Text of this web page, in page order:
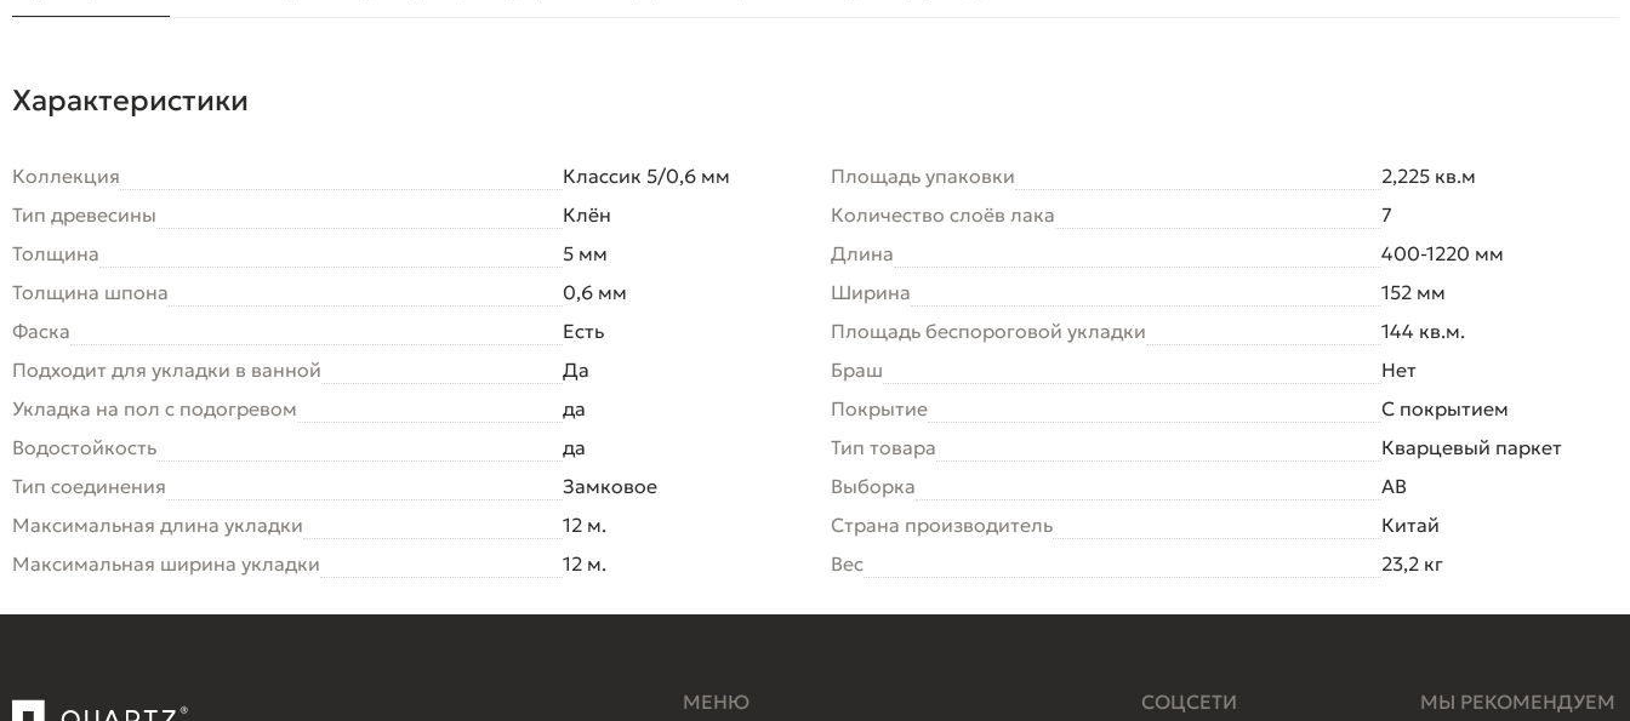
Характеристики
Коллекция
Классик 5/0,6 мм
Тип древесины
Клён
Толщина
5 мм
Толщина шпона
0,6 мм
Фаска
Есть
Подходит для укладки в ванной
Да
Укладка на пол c подогревом
да
Водостойкость
да
Тип соединения
Замковое
Максимальная длина укладки
12 м.
Максимальная ширина укладки
12 м.
Площадь упаковки
2,225 кв.м
Количество слоёв лака
7
Длина
400-1220 мм
Ширина
152 мм
Площадь беспороговой укладки
144 кв.м.
Браш
Нет
Покрытие
С покрытием
Тип товара
Кварцевый паркет
Выборка
AB
Страна производитель
Китай
Вес
23,2 кг
МЕНЮ СОЦСЕТИ МЫ РЕКОМЕНДУЕМ